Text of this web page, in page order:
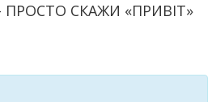
ПРОСТО СКАЖИ «ПРИВІТ»